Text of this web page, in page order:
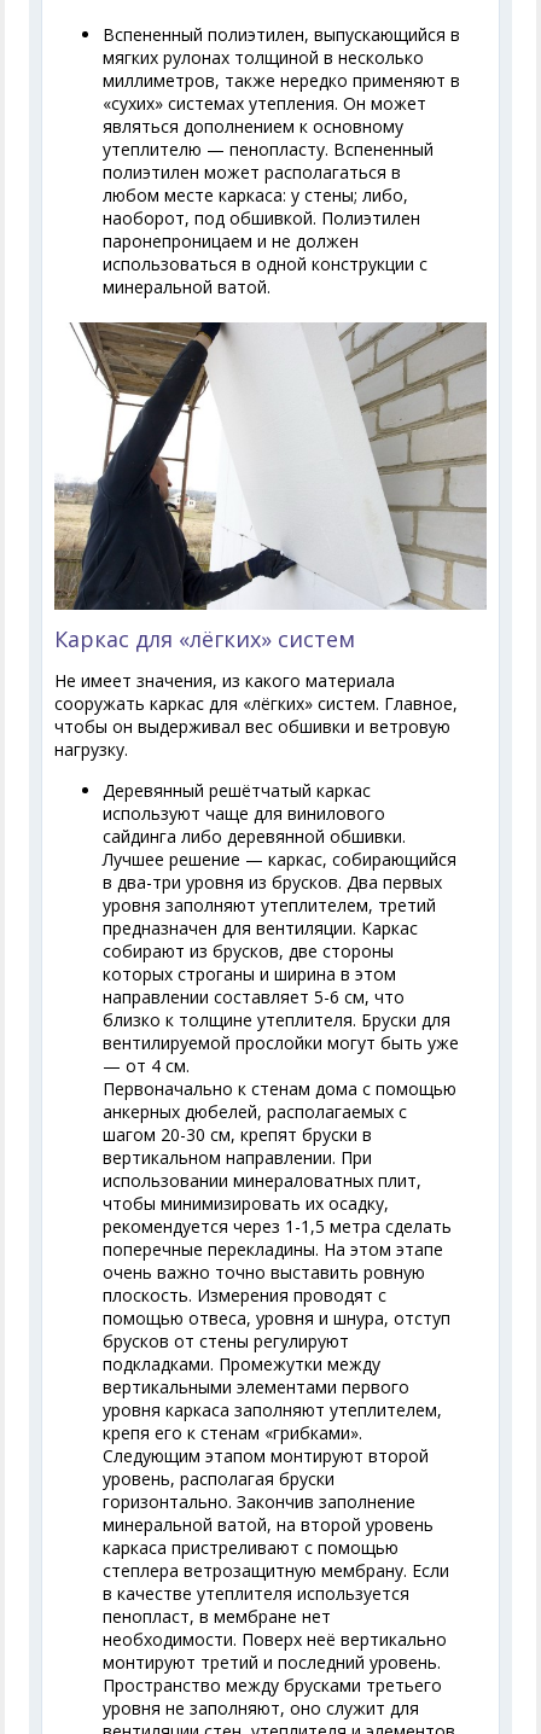
Вспененный полиэтилен, выпускающийся в
мягких рулонах толщиной в несколько
миллиметров, также нередко применяют в
«сухих» системах утепления. Он может
являться дополнением к основному
утеплителю — пенопласту. Вспененный
полиэтилен может располагаться в
любом месте каркаса: у стены; либо,
наоборот, под обшивкой. Полиэтилен
паронепроницаем и не должен
использоваться в одной конструкции с
минеральной ватой.
Каркас для «лёгких» систем
Не имеет значения, из какого материала
сооружать каркас для «лёгких» систем. Главное,
чтобы он выдерживал вес обшивки и ветровую
нагрузку.
Деревянный решётчатый каркас
используют чаще для винилового
сайдинга либо деревянной обшивки.
Лучшее решение — каркас, собирающийся
в два-три уровня из брусков. Два первых
уровня заполняют утеплителем, третий
предназначен для вентиляции. Каркас
собирают из брусков, две стороны
которых строганы и ширина в этом
направлении составляет 5-6 см, что
близко к толщине утеплителя. Бруски для
вентилируемой прослойки могут быть уже
— от 4 см.
Первоначально к стенам дома с помощью
анкерных дюбелей, располагаемых с
шагом 20-30 см, крепят бруски в
вертикальном направлении. При
использовании минераловатных плит,
чтобы минимизировать их осадку,
рекомендуется через 1-1,5 метра сделать
поперечные перекладины. На этом этапе
очень важно точно выставить ровную
плоскость. Измерения проводят с
помощью отвеса, уровня и шнура, отступ
брусков от стены регулируют
подкладками. Промежутки между
вертикальными элементами первого
уровня каркаса заполняют утеплителем,
крепя его к стенам «грибками».
Следующим этапом монтируют второй
уровень, располагая бруски
горизонтально. Закончив заполнение
минеральной ватой, на второй уровень
каркаса пристреливают с помощью
степлера ветрозащитную мембрану. Если
в качестве утеплителя используется
пенопласт, в мембране нет
необходимости. Поверх неё вертикально
монтируют третий и последний уровень.
Пространство между брусками третьего
уровня не заполняют, оно служит для